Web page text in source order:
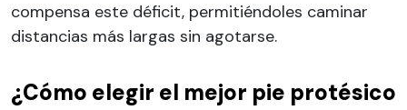
compensa este déficit, permitiéndoles caminar
distancias más largas sin agotarse.
¿Cómo elegir el mejor pie protésico